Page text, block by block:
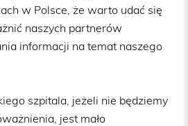
w Polsce, że warto udać się
naszych partnerów
informacji na temat naszego
szpitala, jeżeli nie będziemy
jest mało